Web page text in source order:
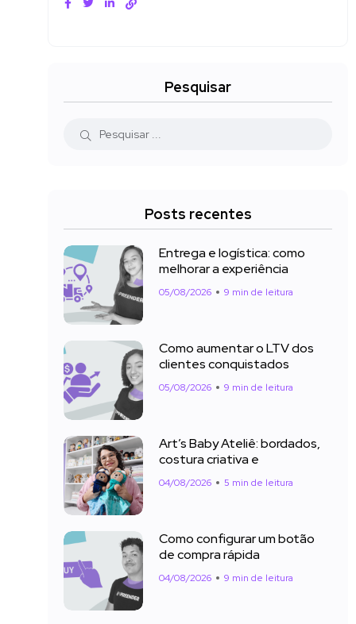
Pesquisar
Posts recentes
Entrega e logística: como
melhorar a experiência
05/08/2026 9 min de leitura
Como aumentar o LTV dos
clientes conquistados
05/08/2026 9 min de leitura
Art’s Baby Ateliê: bordados,
costura criativa e
04/08/2026 5 min de leitura
Como configurar um botão
de compra rápida
04/08/2026 9 min de leitura